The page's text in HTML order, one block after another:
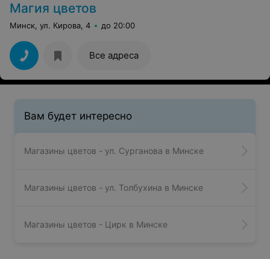
Магия цветов
Минск, ул. Кирова, 4 до 20:00
Все адреса
Вам будет интересно
Магазины цветов - ул. Сурганова в Минске
Магазины цветов - ул. Толбухина в Минске
Магазины цветов - Цирк в Минске